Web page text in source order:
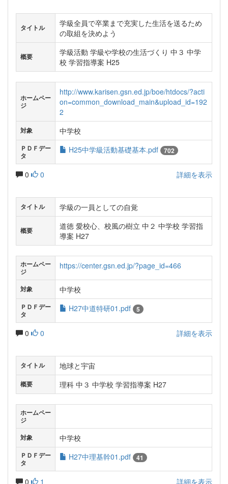
タイトル
学級全員で卒業まで充実した生活を送るため
の取組を決めよう
概要
学級活動 学級や学校の生活づくり 中３ 中学
校 学習指導案 H25
ホームペー
ジ
http://www.karisen.gsn.ed.jp/boe/htdocs/?acti
on=common_download_main&upload_id=192
2
対象 中学校
ＰＤＦデー
タ
H25中学級活動基礎基本.pdf 702
0 0 詳細を表示
タイトル 学級の一員としての自覚
概要
道徳 愛校心、校風の樹立 中２ 中学校 学習指
導案 H27
ホームペー
ジ
https://center.gsn.ed.jp/?page_id=466
対象 中学校
ＰＤＦデー
タ
H27中道特研01.pdf 5
0 0 詳細を表示
タイトル 地球と宇宙
概要 理科 中３ 中学校 学習指導案 H27
ホームペー
ジ
対象
中学校
ＰＤＦデー
タ
H27中理基幹01.pdf 41
0 1 詳細を表示